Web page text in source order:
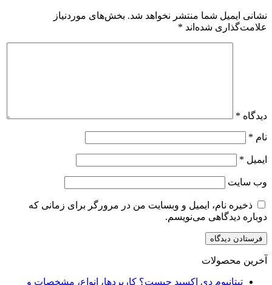
نشانی ایمیل شما منتشر نخواهد شد. بخش‌های موردنیاز
علامت‌گذاری شده‌اند *
دیدگاه *
نام *
ایمیل *
وب‌ سایت
ذخیره نام، ایمیل و وبسایت من در مرورگر برای زمانی که
دوباره دیدگاهی می‌نویسم.
آخرین محصولات
تیتانیوم دی‌ اکسید چیست؟ کاربردها، انواع، مشخصات و